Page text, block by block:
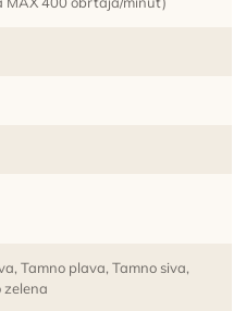
Tamno plava, Tamno siva,
zelena